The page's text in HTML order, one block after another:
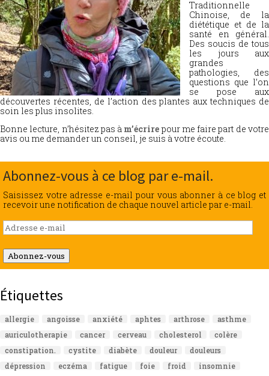
Traditionnelle
Chinoise, de la
diététique et de la
santé en général.
Des soucis de tous
les jours aux
grandes
pathologies, des
questions que l’on
se pose aux
découvertes récentes, de l’action des plantes aux techniques de
soin les plus insolites.
Bonne lecture, n’hésitez pas à m’écrire pour me faire part de votre
avis ou me demander un conseil, je suis à votre écoute.
Abonnez-vous à ce blog par e-mail.
Saisissez votre adresse e-mail pour vous abonner à ce blog et
recevoir une notification de chaque nouvel article par e-mail.
Adresse
e-
mail
Abonnez-vous
Étiquettes
allergie angoisse anxiété aphtes arthrose
asthme
auriculotherapie
cancer cerveau cholesterol
colère
constipation.
cystite diabète douleur
douleurs
dépression
eczéma fatigue foie froid
insomnie